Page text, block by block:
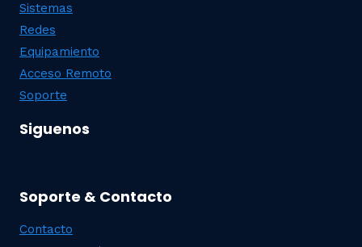
Sistemas
Redes
Equipamiento
Acceso Remoto
Soporte
Siguenos
Soporte & Contacto
Contacto